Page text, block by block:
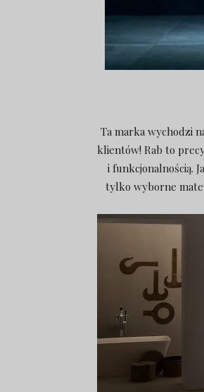
Ta marka wychodzi
klientów! Rab to
i funkcjonalnością.
tylko wyborne